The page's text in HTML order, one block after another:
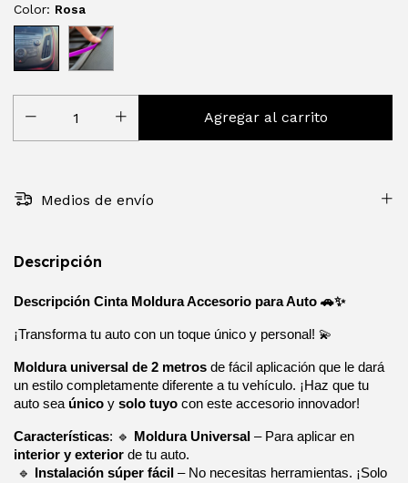
Color: Rosa
Medios de envío
Descripción
Descripción Cinta Moldura Accesorio para Auto 🚗✨
¡Transforma tu auto con un toque único y personal! 💫
Moldura universal de 2 metros de fácil aplicación que le dará
un estilo completamente diferente a tu vehículo. ¡Haz que tu
auto sea único y solo tuyo con este accesorio innovador!
Características: 🔹 Moldura Universal
interior y exterior de tu auto.
🔹
Instalación súper fácil – No necesitas herramientas. ¡Solo